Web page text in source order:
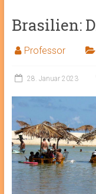
Brasilien:
Professor
28. Januar 2023